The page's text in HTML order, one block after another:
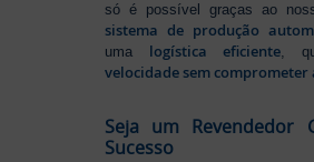
só é possível graças ao
sistema de produção
uma logística eficiente,
velocidade sem
Seja um Revendedor
Sucesso